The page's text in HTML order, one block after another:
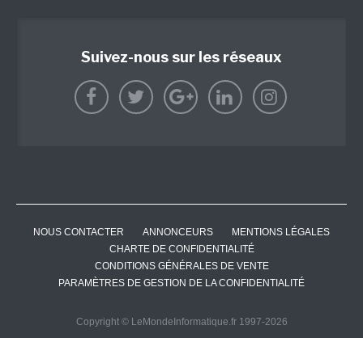
Suivez-nous sur les réseaux
NOUS CONTACTER ANNONCEURS
MENTIONS LÉGALES
CHARTE DE CONFIDENTIALITÉ
CONDITIONS GÉNÉRALES DE VENTE
PARAMÈTRES DE GESTION DE LA CONFIDENTIALITÉ
Copyright © LeMondeInformatique.fr 1997-2026